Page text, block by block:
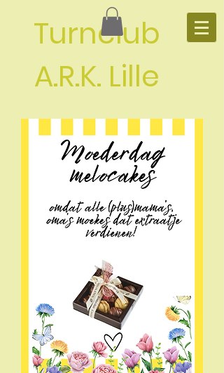
Turnclub
A.R.K. Lille